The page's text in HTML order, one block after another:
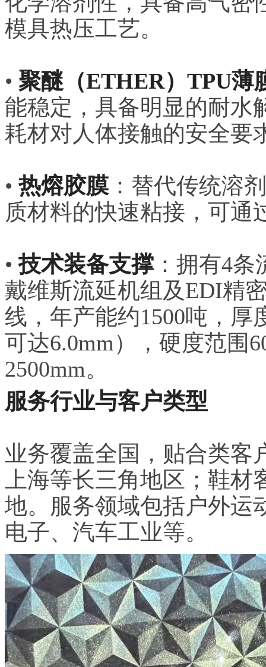
模具热压工艺。
• 聚醚（ETHER）TPU薄
能稳定，具备明显的耐水
耗材对人体接触的安全要
• 热熔胶膜 ：替代传统溶
质材料的快速粘接，可通
•技术装备支撑 ：拥有4
戴维斯流延机组及EDI精
线，年产能约1500吨，厚
可达6.0mm），硬度范围
2500mm。
服务行业与客户类型
业务覆盖全国，贴合类客
上海等长三角地区；鞋
地。服务领域包括户外运
电子、汽车工业等。